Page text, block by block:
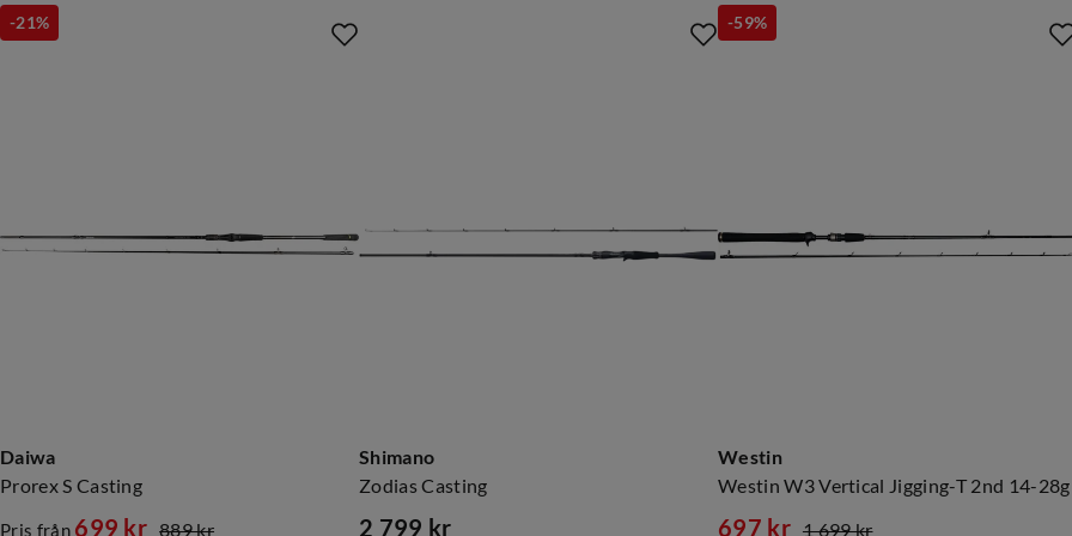
Daiwa
Prorex S Casting
-21%
Pris från 699 kr 889 kr
Shimano
Zodias Casting
2 799 kr
Westin
Westin W3 Vertical Jigging-T 2nd 14-28g
-59%
697 kr 1 699 kr